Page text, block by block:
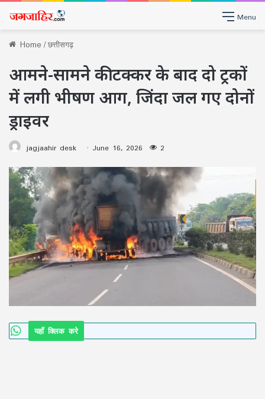
Menu
Home/छत्तीसगढ़
आमने-सामने की टक्कर के बाद दो ट्रकों
में लगी भीषण आग, जिंदा जल गए दोनों
ड्राइवर
jagjaahir desk June 16, 2026 2
यहाँ क्लिक करे